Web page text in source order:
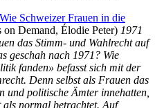
Schweizer Frauen in die
on Demand, Élodie Peter) 1971
das Stimm- und Wahlrecht auf
geschah nach 1971? Wie
fanden» befasst sich mit der
Denn selbst als Frauen das
und politische Ämter innehatten,
normal betrachtet. Auf